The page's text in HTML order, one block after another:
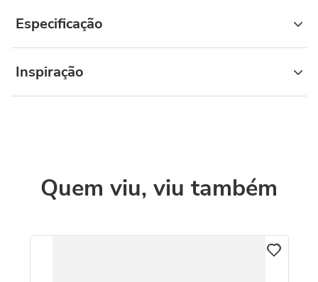
Especificação
Inspiração
Quem viu, viu também